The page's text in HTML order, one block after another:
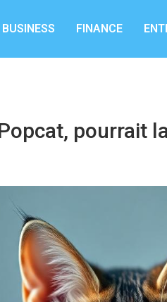
BUSINESS FINANCE
pourrait